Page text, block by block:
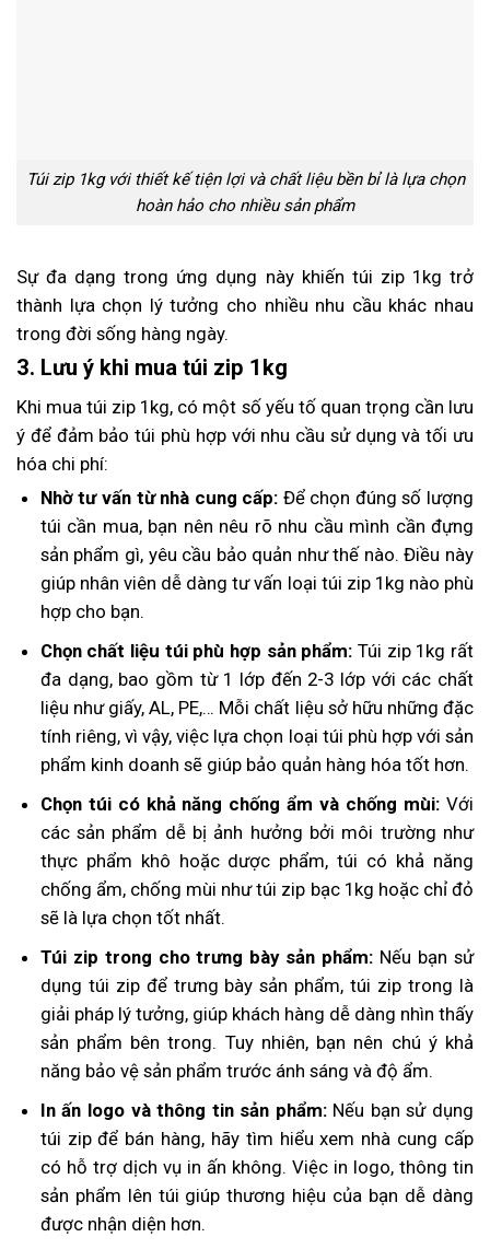
Túi zip 1kg với thiết kế tiện lợi và chất liệu bền bỉ là lựa chọn
hoàn hảo cho nhiều sản phẩm
Sự đa dạng trong ứng dụng này khiến túi zip 1kg trở
thành lựa chọn lý tưởng cho nhiều nhu cầu khác nhau
trong đời sống hàng ngày.
3. Lưu ý khi mua túi zip 1kg
Khi mua túi zip 1kg, có một số yếu tố quan trọng cần lưu
ý để đảm bảo túi phù hợp với nhu cầu sử dụng và tối ưu
hóa chi phí:
Nhờ tư vấn từ nhà cung cấp: Để chọn đúng số lượng
túi cần mua, bạn nên nêu rõ nhu cầu mình cần đựng
sản phẩm gì, yêu cầu bảo quản như thế nào. Điều này
giúp nhân viên dễ dàng tư vấn loại túi zip 1kg nào phù
hợp cho bạn.
Chọn chất liệu túi phù hợp sản phẩm: Túi zip 1kg rất
đa dạng, bao gồm từ 1 lớp đến 2-3 lớp với các chất
liệu như giấy, AL, PE,… Mỗi chất liệu sở hữu những đặc
tính riêng, vì vậy, việc lựa chọn loại túi phù hợp với sản
phẩm kinh doanh sẽ giúp bảo quản hàng hóa tốt hơn.
Chọn túi có khả năng chống ẩm và chống mùi: Với
các sản phẩm dễ bị ảnh hưởng bởi môi trường như
thực phẩm khô hoặc dược phẩm, túi có khả năng
chống ẩm, chống mùi như túi zip bạc 1kg hoặc chỉ đỏ
sẽ là lựa chọn tốt nhất.
Túi zip trong cho trưng bày sản phẩm: Nếu bạn sử
dụng túi zip để trưng bày sản phẩm, túi zip trong là
giải pháp lý tưởng, giúp khách hàng dễ dàng nhìn thấy
sản phẩm bên trong. Tuy nhiên, bạn nên chú ý khả
năng bảo vệ sản phẩm trước ánh sáng và độ ẩm.
In ấn logo và thông tin sản phẩm:Nếu bạn sử dụng
túi zip để bán hàng, hãy tìm hiểu xem nhà cung cấp
có hỗ trợ dịch vụ in ấn không. Việc in logo, thông tin
sản phẩm lên túi giúp thương hiệu của bạn dễ dàng
được nhận diện hơn.